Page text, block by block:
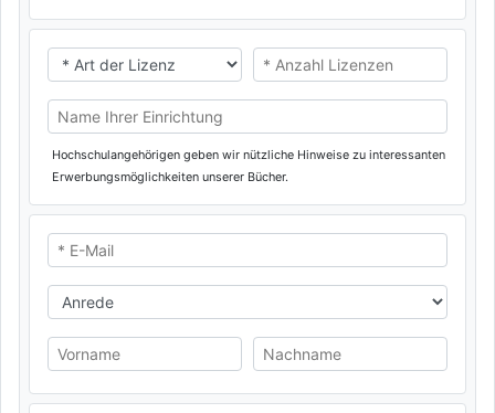
* Ich benötige eine * Ich benötige eine
Name Ihrer Universität/Hochschule (oder privat)
Hochschulangehörigen geben wir nützliche Hinweise zu interessanten
Erwerbungsmöglichkeiten unserer Bücher.
* E-Mail
Anrede
Vorname Nachname